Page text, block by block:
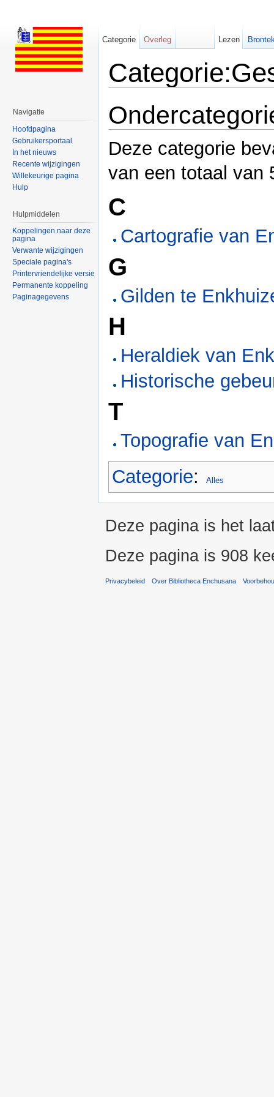
Deze categorie
van een totaal van
C
Cartografie van
G
Gilden te
H
Heraldiek van
Historische
T
Topografie van
Categorie: Alles
Categorie Overleg Lezen
Navigatie
Hoofdpagina
Gebruikersportaal
In het nieuws
Recente wijzigingen
Willekeurige pagina
Hulp
Hulpmiddelen
Koppelingen naar deze
pagina
Verwante wijzigingen
Speciale pagina's
Printervriendelijke versie
Permanente koppeling
Paginagegevens
Deze pagina is het
Deze pagina is 908
Privacybeleid Over Bibliotheca Enchusana